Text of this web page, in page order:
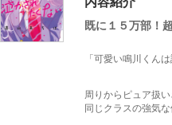
既に１５万部！
「可愛い鳴川くん
周りからピュア扱
同じクラスの強気